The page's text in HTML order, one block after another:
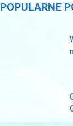
POPULARNE